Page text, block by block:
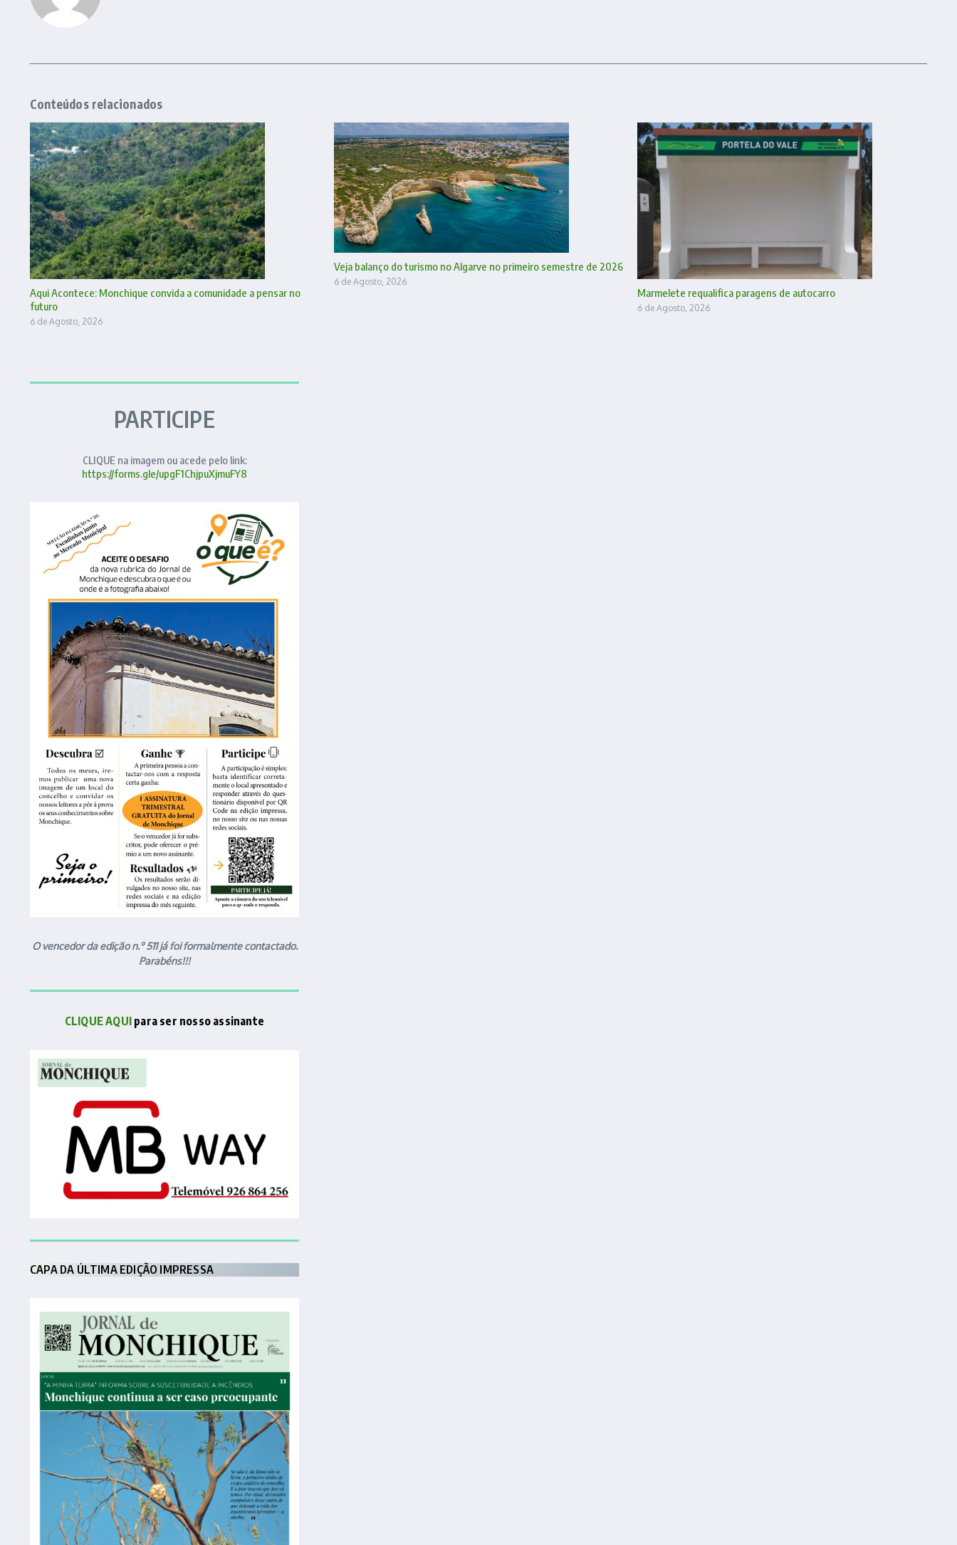
Conteúdos relacionados
Aqui Acontece: Monchique convida a comunidade a pensar no
futuro
6 de Agosto, 2026
Veja balanço do turismo no Algarve no primeiro semestre de 2026
6 de Agosto, 2026
Marmelete requalifica paragens de autocarro
6 de Agosto, 2026
PARTICIPE
CLIQUE na imagem ou acede pelo link:
https://forms.gle/upgF1ChjpuXjmuFY8
O vencedor da edição n.º 511 já foi formalmente contactado.
Parabéns!!!
CLIQUE AQUI para ser nosso assinante
CAPA DA ÚLTIMA EDIÇÃO IMPRESSA